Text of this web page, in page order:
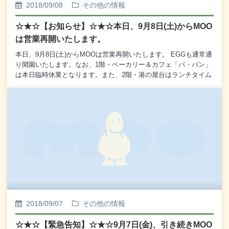
2018/09/08 その他の情報
☆★☆【お知らせ】☆★☆本日、9月8日(土)からMOO
は営業再開いたします。
本日、9月8日(土)からMOOは営業再開いたします。 EGGも通常通
り開園いたします。なお、1階・ベーカリー＆カフェ「パ・パン」
は本日臨時休業となります。また、2階・港の屋台はランチタイム
ておりました特別営業時間での 昼営業(12：00～16：00)
は中止といたします。臨時休業中、お客様には大変なご不便とご
迷惑をおかけいたしました。営業再開後も、引き続きご不便をお
ってまいりますので、今後とも釧路フィッシャーマンズワーフ
MOOにご指導、ご鞭撻を賜りますよう、また引き続きお引き立て
2018/09/07 その他の情報
☆★☆【緊急告知】☆★☆9月7日(金)、引き続きMOO